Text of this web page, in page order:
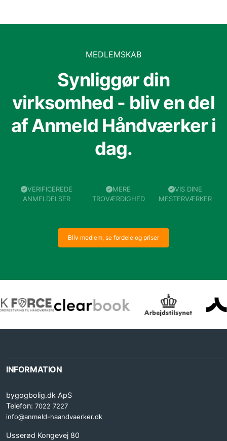
MEDLEMSKAB
Synliggør din
virksomhed - bliv en del
af Anmeld Håndværker i
dag.
VERIFICEREDE
ANMELDELSER
MERE
TROVÆRDIGHED
VIS DINE
MESTERVÆRKER
Bliv medlem, se fordele og priser
INFORMATION
bygogbolig.dk ApS
Telefon: 7022 7227
info@anmeld-haandvaerker.dk
Usserød Kongevej 80